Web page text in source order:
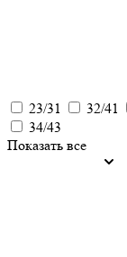
23/31 32/41
34/43
Показать все